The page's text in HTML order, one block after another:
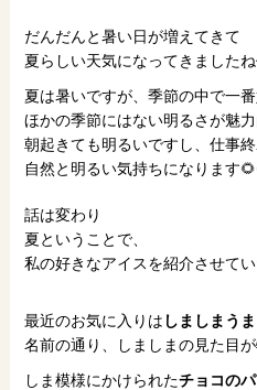
だんだんと暑い日が増えてきて
夏らしい天気になってきました
夏は暑いですが、季節の中で一番
ほかの季節にはない明るさが魅
朝起きても明るいですし、仕事
自然と明るい気持ちになります
話は変わり
夏ということで、
私の好きなアイスを紹介させて
最近のお気に入りは しましまう
名前の通り、しましまの見た目が
しま模様にかけられたチョコの